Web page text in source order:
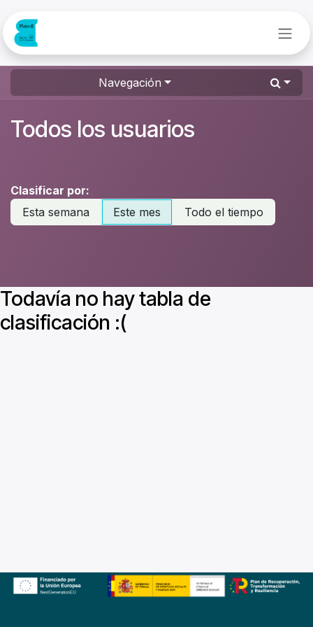
Navegación
Todos los usuarios
Clasificar por:
Esta semana
Este mes Todo el tiempo
Todavía no hay tabla de
clasificación :(